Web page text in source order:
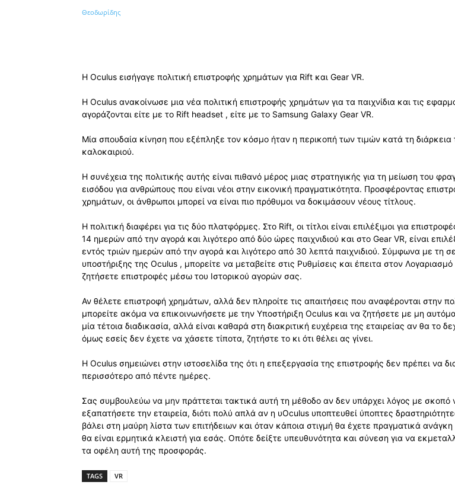
Κοινοποίηση
Η Oculus εισήγαγε πολιτική επιστροφής χρημάτων για Rift και Gear VR.
Η Oculus ανακοίνωσε μια νέα πολιτική επιστροφής χρημάτων για τα παιχνίδια και τις
αγοράζονται είτε με το Rift headset , είτε με το Samsung Galaxy Gear VR.
Μία σπουδαία κίνηση που εξέπληξε τον κόσμο ήταν η περικοπή των τιμών κατά τη διάρκεια
καλοκαιριού.
Η συνέχεια της πολιτικής αυτής είναι πιθανό μέρος μιας στρατηγικής για τη μείωση του
εισόδου για ανθρώπους που είναι νέοι στην εικονική πραγματικότητα. Προσφέροντας
χρημάτων, οι άνθρωποι μπορεί να είναι πιο πρόθυμοι να δοκιμάσουν νέους τίτλους.
Η πολιτική διαφέρει για τις δύο πλατφόρμες. Στο Rift, οι τίτλοι είναι επιλέξιμοι για
14 ημερών από την αγορά και λιγότερο από δύο ώρες παιχνιδιού και στο Gear VR, είναι
εντός τριών ημερών από την αγορά και λιγότερο από 30 λεπτά παιχνιδιού. Σύμφωνα με τη
υποστήριξης της Oculus , μπορείτε να μεταβείτε στις Ρυθμίσεις και έπειτα στον Λογαριασμό
ζητήσετε επιστροφές μέσω του Ιστορικού αγορών σας.
Αν θέλετε επιστροφή χρημάτων, αλλά δεν πληροίτε τις απαιτήσεις που αναφέρονται στην
μπορείτε ακόμα να επικοινωνήσετε με την Υποστήριξη Oculus και να ζητήσετε με μη
μία τέτοια διαδικασία, αλλά είναι καθαρά στη διακριτική ευχέρεια της εταιρείας αν θα το
όμως εσείς δεν έχετε να χάσετε τίποτα, ζητήστε το κι ότι θέλει ας γίνει.
Η Oculus σημειώνει στην ιστοσελίδα της ότι η επεξεργασία της επιστροφής δεν πρέπει να
περισσότερο από πέντε ημέρες.
Σας συμβουλεύω να μην πράττεται τακτικά αυτή τη μέθοδο αν δεν υπάρχει λόγος με σκοπό
εξαπατήσετε την εταιρεία, διότι πολύ απλά αν η υOculus υποπτευθεί ύποπτες
βάλει στη μαύρη λίστα των επιτήδειων και όταν κάποια στιγμή θα έχετε πραγματικά
θα είναι ερμητικά κλειστή για εσάς. Οπότε δείξτε υπευθυνότητα και σύνεση για να
τα οφέλη αυτή της προσφοράς.
TAGS VR